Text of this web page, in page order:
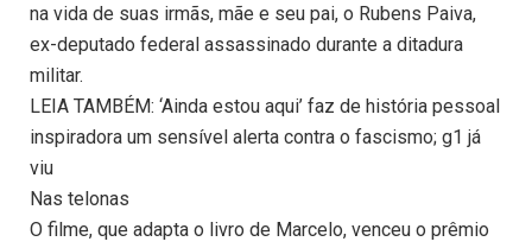
na vida de suas irmãs, mãe e seu pai, o Rubens Paiva,
ex-deputado federal assassinado durante a ditadura
militar.
LEIA TAMBÉM: ‘Ainda estou aqui’ faz de história pessoal
inspiradora um sensível alerta contra o fascismo; g1 já
viu
Nas telonas
O filme, que adapta o livro de Marcelo, venceu o prêmio